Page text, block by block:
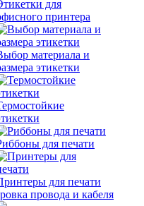
для
принтера
материала и
этикетки
для печати
для печати
провода и кабеля